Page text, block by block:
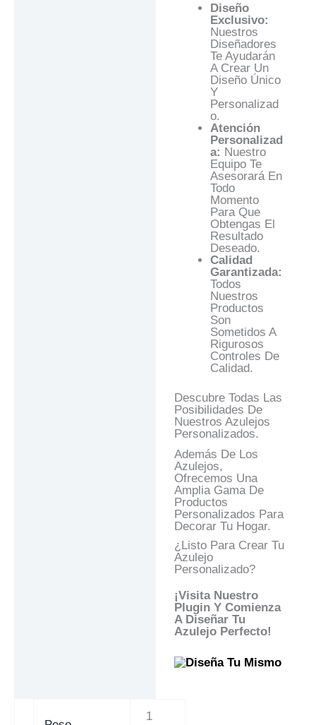
Diseño
Exclusivo:
Nuestros
Diseñadores
Te Ayudarán
A Crear Un
Diseño Único
Y
Personalizad
O.
Atención
Personalizad
A: Nuestro
Equipo Te
Asesorará En
Todo
Momento
Para Que
Obtengas El
Resultado
Deseado.
Calidad
Garantizada:
Todos
Nuestros
Productos
Son
Sometidos A
Rigurosos
Controles De
Calidad.
Descubre Todas Las
Posibilidades De
Nuestros Azulejos
Personalizados.
Además De Los
Azulejos,
Ofrecemos Una
Amplia Gama De
Productos
Personalizados Para
Decorar Tu Hogar.
¿Listo Para Crear Tu
Azulejo
Personalizado?
¡Visita Nuestro
Plugin Y Comienza
A Diseñar Tu
Azulejo Perfecto!
1